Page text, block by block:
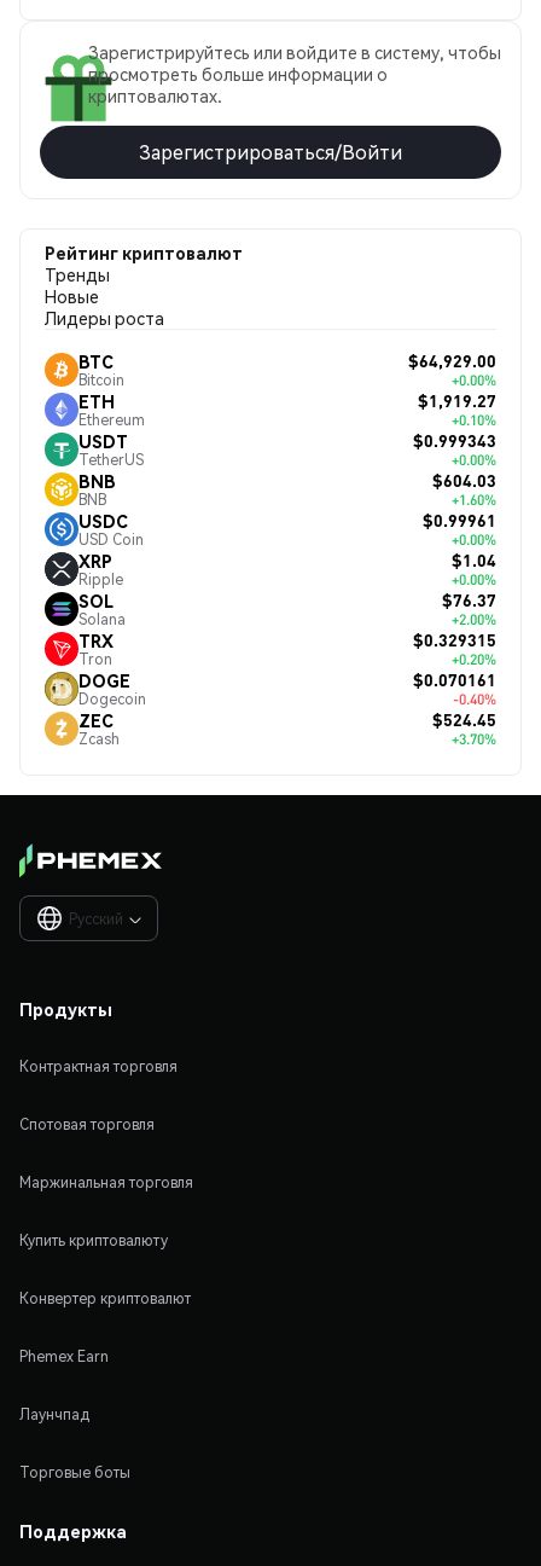
Зарегистрируйтесь или войдите в систему, чтобы
просмотреть больше информации о
криптовалютах.
Зарегистрироваться/Войти
Рейтинг криптовалют
Тренды
Новые
Лидеры роста
BTC
Bitcoin
$64,929.00
+0.00%
ETH
Ethereum
$1,919.27
+0.10%
USDT
TetherUS
$0.999343
+0.00%
BNB
BNB
$604.03
+1.60%
USDC
USD Coin
$0.99961
+0.00%
XRP
Ripple
$1.04
+0.00%
SOL
Solana
$76.37
+2.00%
TRX
Tron
$0.329315
+0.20%
DOGE
Dogecoin
$0.070161
-0.40%
ZEC
Zcash
$524.45
+3.70%
Русский 
Продукты
Контрактная торговля
Спотовая торговля
Маржинальная торговля
Купить криптовалюту
Конвертер криптовалют
Phemex Earn
Лаунчпад
Торговые боты
Поддержка